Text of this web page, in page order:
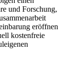
und Forschung,
eröffnen
kostenfreie